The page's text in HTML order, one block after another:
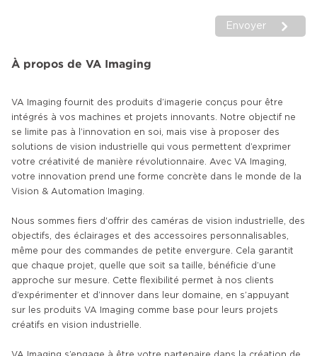
Envoyer
À propos de VA Imaging
VA Imaging fournit des produits d’imagerie conçus pour être
intégrés à vos machines et projets innovants. Notre objectif ne
se limite pas à l’innovation en soi, mais vise à proposer des
solutions de vision industrielle qui vous permettent d’exprimer
votre créativité de manière révolutionnaire. Avec VA Imaging,
votre innovation prend une forme concrète dans le monde de la
Vision & Automation Imaging.
Nous sommes fiers d'offrir des caméras de vision industrielle, des
objectifs, des éclairages et des accessoires personnalisables,
même pour des commandes de petite envergure. Cela garantit
que chaque projet, quelle que soit sa taille, bénéficie d’une
approche sur mesure. Cette flexibilité permet à nos clients
d’expérimenter et d’innover dans leur domaine, en s’appuyant
sur les produits VA Imaging comme base pour leurs projets
créatifs en vision industrielle.
VA Imaging s’engage à être votre partenaire dans la création de